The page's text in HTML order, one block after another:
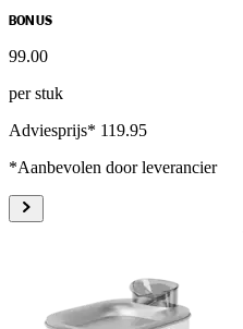
BONUS
99.00
per stuk
Adviesprijs* 119.95
*Aanbevolen door leverancier